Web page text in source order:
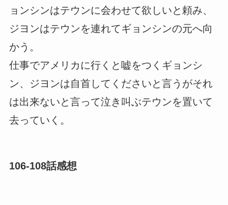
ョンシンはテウンに会わせて欲しいと頼み、
ジヨンはテウンを連れてギョンシンの元へ向
かう。
仕事でアメリカに行くと嘘をつくギョンシ
ン、ジヨンは自首してくださいと言うがそれ
は出来ないと言って泣き叫ぶテウンを置いて
去っていく。
106-108話感想